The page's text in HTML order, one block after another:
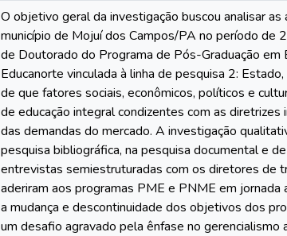
O objetivo geral da investigação buscou analisar
município de Mojuí dos Campos/PA no período
de Doutorado do Programa de Pós-Graduação em
Educanorte vinculada à linha de pesquisa 2:
de que fatores sociais, econômicos, políticos e
de educação integral condizentes com as
das demandas do mercado. A investigação
pesquisa bibliográfica, na pesquisa documental e
entrevistas semiestruturadas com os diretores de
aderiram aos programas PME e PNME em
a mudança e descontinuidade dos objetivos dos
um desafio agravado pela ênfase no